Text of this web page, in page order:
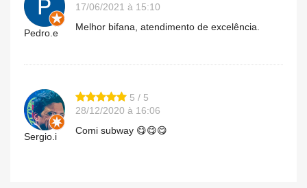
Pedro.e
17/06/2021 à 15:10
Melhor bifana, atendimento de excelência.
Sergio.i
5 / 5
28/12/2020 à 16:06
Comi subway 😋😋😋